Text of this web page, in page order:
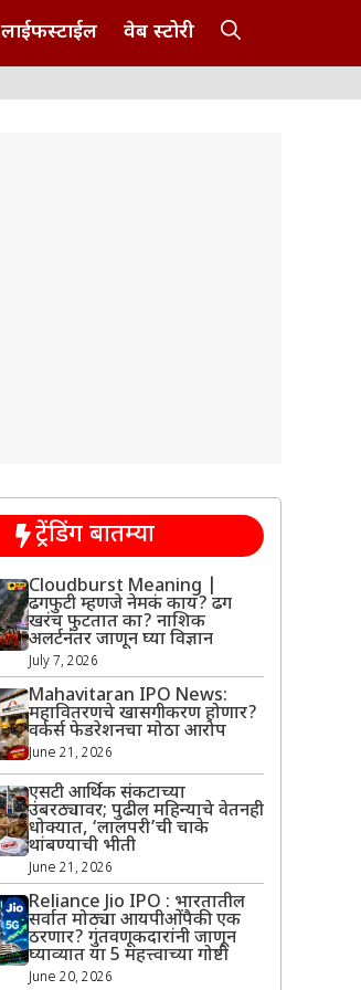
लाईफस्टाईल वेब स्टोरी
ट्रेंडिंग बातम्या
Cloudburst Meaning |
ढगफुटी म्हणजे नेमकं काय? ढग
खरंच फुटतात का? नाशिक
अलर्टनंतर जाणून घ्या विज्ञान
July 7, 2026
Mahavitaran IPO News:
महावितरणचे खासगीकरण होणार?
वर्कर्स फेडरेशनचा मोठा आरोप
June 21, 2026
एसटी आर्थिक संकटाच्या
उंबरठ्यावर; पुढील महिन्याचे वेतनही
धोक्यात, ‘लालपरी’ची चाके
थांबण्याची भीती
June 21, 2026
Reliance Jio IPO : भारतातील
सर्वात मोठ्या आयपीओंपैकी एक
ठरणार? गुंतवणूकदारांनी जाणून
घ्याव्यात या 5 महत्त्वाच्या गोष्टी
June 20, 2026